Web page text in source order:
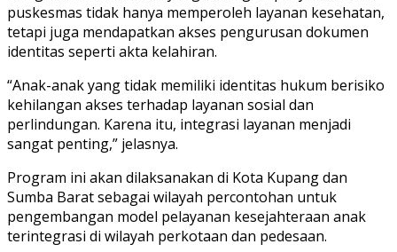
puskesmas tidak hanya memperoleh layanan kesehatan,
tetapi juga mendapatkan akses pengurusan dokumen
identitas seperti akta kelahiran.
“Anak-anak yang tidak memiliki identitas hukum berisiko
kehilangan akses terhadap layanan sosial dan
perlindungan. Karena itu, integrasi layanan menjadi
sangat penting,” jelasnya.
Program ini akan dilaksanakan di Kota Kupang dan
Sumba Barat sebagai wilayah percontohan untuk
pengembangan model pelayanan kesejahteraan anak
terintegrasi di wilayah perkotaan dan pedesaan.